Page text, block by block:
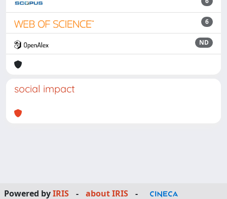
6
ND
social impact
Powered byIRIS - about IRIS -